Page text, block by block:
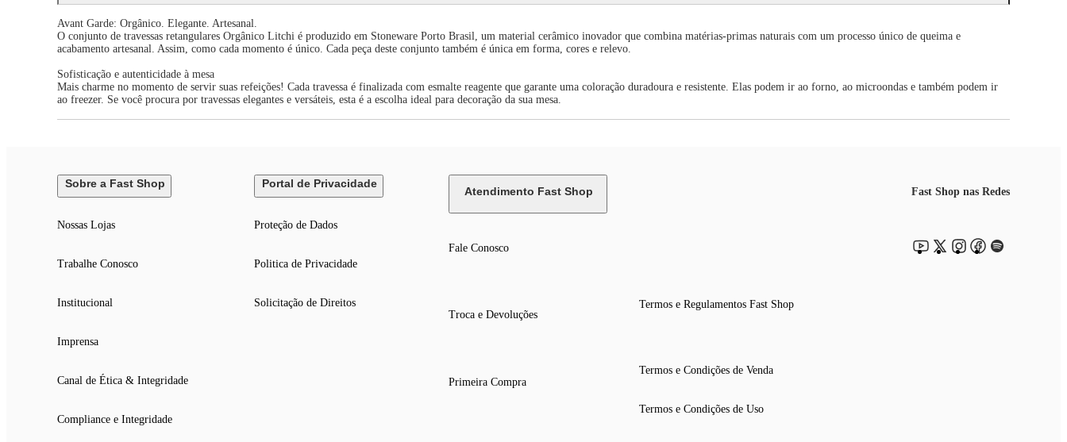
Avant Garde: Orgânico. Elegante. Artesanal.
O conjunto de travessas retangulares Orgânico Litchi é produzido em Stoneware Porto Brasil, um material cerâmico inovador que combina matérias-primas naturais com um processo único de queima e
acabamento artesanal. Assim, como cada momento é único. Cada peça deste conjunto também é única em forma, cores e relevo.
Sofisticação e autenticidade à mesa
Mais charme no momento de servir suas refeições! Cada travessa é finalizada com esmalte reagente que garante uma coloração duradoura e resistente. Elas podem ir ao forno, ao microondas e também podem ir
ao freezer. Se você procura por travessas elegantes e versáteis, esta é a escolha ideal para decoração da sua mesa.
Sobre a Fast Shop
Nossas Lojas
Trabalhe Conosco
Institucional
Imprensa
Canal de Ética & Integridade
Compliance e Integridade
Portal de Privacidade
Proteção de Dados
Politica de Privacidade
Solicitação de Direitos
Atendimento Fast Shop
Fale Conosco
Troca e Devoluções
Primeira Compra
Termos e Regulamentos Fast Shop
Termos e Condições de Venda
Termos e Condições de Uso
Fast Shop nas Redes